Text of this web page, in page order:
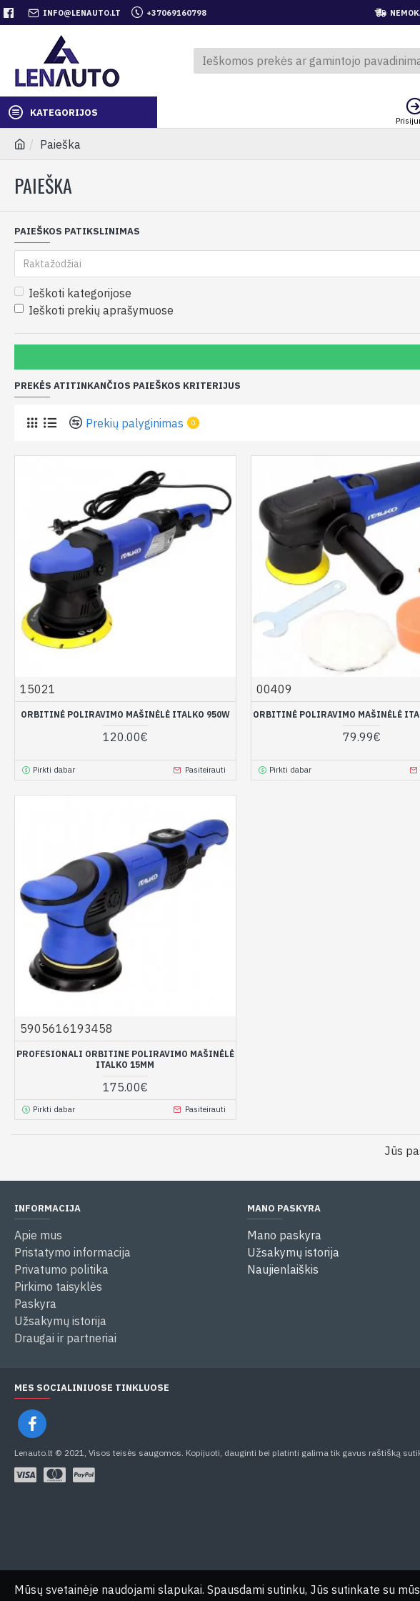
INFO@LENAUTO.LT +37069160798
KATEGORIJOS
Paieška
PAIEŠKA
PAIEŠKOS PATIKSLINIMAS
Ieškoti kategorijose
Ieškoti prekių aprašymuose
PREKĖS ATITINKANČIOS PAIEŠKOS KRITERIJUS
Prekių palyginimas 0
15021
ORBITINĖ POLIRAVIMO MAŠINĖLĖ ITALKO 950W
120.00€
Pirkti dabar Pasiteirauti
00409
ORBITINĖ POLIRAVIMO MAŠINĖLĖ
79.99€
Pirkti dabar
5905616193458
PROFESIONALI ORBITINE POLIRAVIMO MAŠINĖLĖ
ITALKO 15MM
175.00€
Pirkti dabar Pasiteirauti
Jūs
INFORMACIJA
Apie mus
Pristatymo informacija
Privatumo politika
Pirkimo taisyklės
Paskyra
Užsakymų istorija
Draugai ir partneriai
MANO PASKYRA
Mano paskyra
Užsakymų istorija
Naujienlaiškis
MES SOCIALINIUOSE TINKLUOSE
Lenauto.lt © 2021, Visos teisės saugomos. Kopijuoti, dauginti bei platinti galima tik gavus raštišką
Mūsų svetainėje naudojami slapukai. Spausdami sutinku, Jūs sutinkate su